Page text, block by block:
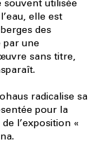
souvent utilisée
elle est
des
par une
sans titre,
radicalise sa
pour la
l’exposition «